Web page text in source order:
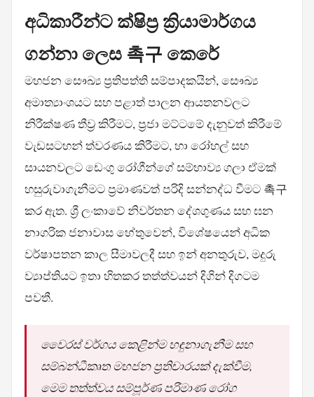
අධිකාරීන්ට ක්ෂිප්‍ර ක්‍රියාමාර්ගය
ගන්නා ලෙස 촉구 කෙරේ
මහජන සෞඛ්‍ය ප්‍රතිපත්ති සම්පාදකයින්, සෞඛ්‍ය
අමාත්‍යාංශයට සහ පළාත් පාලන ආයතනවලට
නිරීක්ෂණ තීව්‍ර කිරීමට, ප්‍රජා මට්ටමේ දැනුවත් කිරීමේ
වැඩසටහන් ත්වරණය කිරීමට, හා රෝහල් සහ
සායනවලට ඩෙංගු රෝගීන්ගේ සම්භාව්‍ය ගලා ඒමක්
හසුරුවාගැනීමට ප්‍රමාණවත් පරිදි සන්නද්ධ වීමට 촉구
කර ඇත. ශ්‍රී ලංකාවේ නිවර්තන දේශගුණය සහ ඝන
නාගරික ජනාවාස හේතුවෙන්, විශේෂයෙන් අධික
වර්ෂාපතන කාල සීමාවලදී සහ ඉන් අනතුරුව, මදුරු
ව්‍යාප්තියට ඉතා හිතකර තත්ත්වයන් දිගින් දිගටම
පවතී.
වෛරස් වර්ගය කෙළින්ම හඳුනාගැනීම සහ
සම්බන්ධීකෘත මහජන ප්‍රතිචාරයක් දැක්වීම,
මෙම තත්ත්වය සම්පූර්ණ පරිමාණ රෝග